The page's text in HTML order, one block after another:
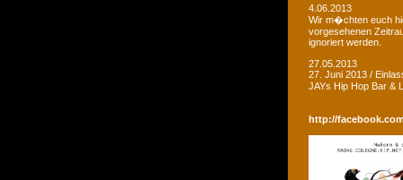
4.06.2013
Wir m�chten euch
vorgesehenen
ignoriert werden.
27.05.2013
27. Juni 2013 /
JAYs Hip Hop Bar &
http://